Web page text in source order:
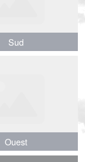
Sud
Sud
Ouest
Ouest